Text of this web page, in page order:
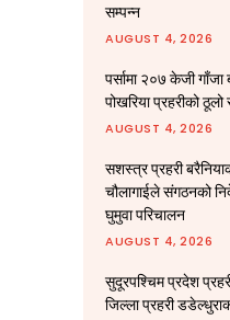
सम्पन्न
AUGUST 4, 2026
पर्सामा २०७ केजी गाँजा
पोखरिया प्रहरीको
AUGUST 4, 2026
सशस्त्र प्रहरी
चौलागाईले संगठनको
घुमुवा परिचालन
AUGUST 4, 2026
सुदूरपश्चिम प्रदेश
जिल्ला प्रहरी